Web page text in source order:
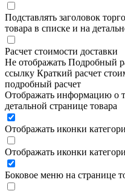
Подставлять заголовок
товара в списке и на
Расчет стоимости доставки
Не отображать Подробный
ссылку Краткий расчет
подробный расчет
Отображать информацию о
детальной странице товара
Отображать иконки
Отображать иконки
Боковое меню на странице